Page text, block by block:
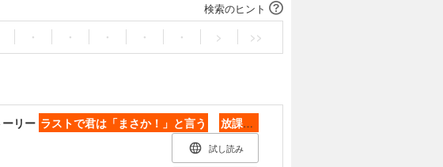
検索のヒント
・ ・ ・ ・ ・ > >>
リー ラストで君は「まさか！」と言う 放課後ミステリー
試し読み